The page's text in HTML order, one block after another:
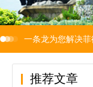
一条龙为您解决
推荐文章